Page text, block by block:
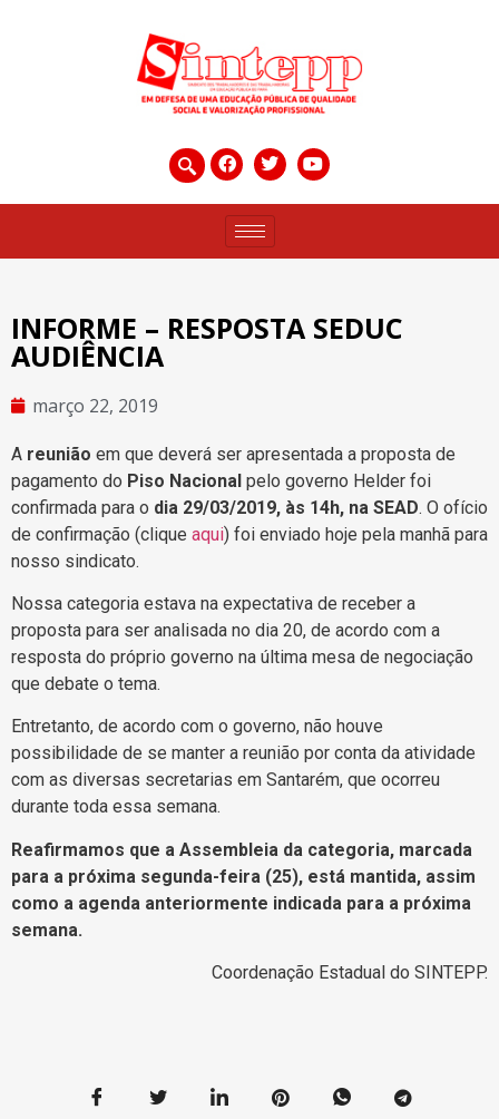
INFORME – RESPOSTA SEDUC
AUDIÊNCIA
março 22, 2019
A reunião em que deverá ser apresentada a proposta de
pagamento do Piso Nacional pelo governo Helder foi
confirmada para o dia 29/03/2019, às 14h, na SEAD. O ofício
de confirmação (clique aqui) foi enviado hoje pela manhã para
nosso sindicato.
Nossa categoria estava na expectativa de receber a
proposta para ser analisada no dia 20, de acordo com a
resposta do próprio governo na última mesa de negociação
que debate o tema.
Entretanto, de acordo com o governo, não houve
possibilidade de se manter a reunião por conta da atividade
com as diversas secretarias em Santarém, que ocorreu
durante toda essa semana.
Reafirmamos que a Assembleia da categoria, marcada
para a próxima segunda-feira (25), está mantida, assim
como a agenda anteriormente indicada para a próxima
semana.
Coordenação Estadual do SINTEPP.